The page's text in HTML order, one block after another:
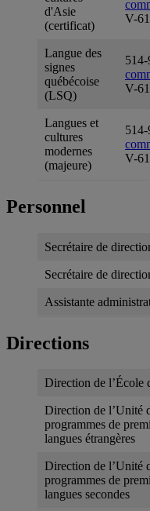
d'Asie
(certificat)
V-
Langue des
signes
québécoise
(LSQ)
V-
Langues et
cultures
modernes
(majeure)
V-
Personnel
Secrétaire de
Secrétaire de
Assistante
Directions
Direction de l’École
Direction de l’Unité
programmes de
langues étrangères
Direction de l’Unité
programmes de
langues secondes